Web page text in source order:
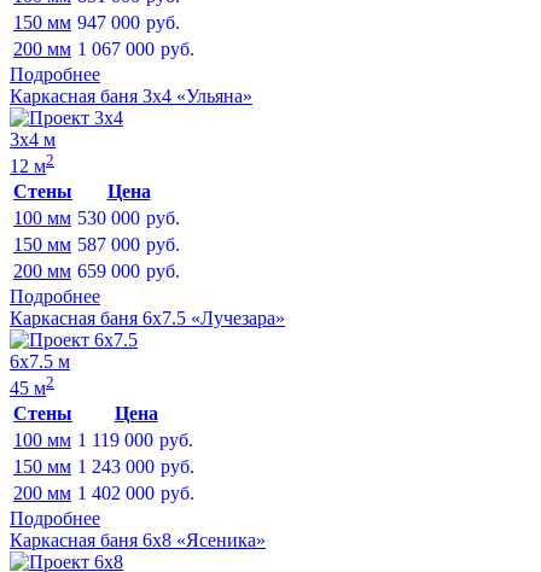
150 мм 947 000 руб.
200 мм 1 067 000 руб.
Подробнее
Каркасная баня 3х4 «Ульяна»
3х4 м
12 м2
Стены
Цена
100 мм 530 000 руб.
150 мм 587 000 руб.
200 мм 659 000 руб.
Подробнее
Каркасная баня 6х7.5 «Лучезара»
6х7.5 м
45 м2
Стены
Цена
100 мм 1 119 000 руб.
150 мм 1 243 000 руб.
200 мм 1 402 000 руб.
Подробнее
Каркасная баня 6х8 «Ясеника»